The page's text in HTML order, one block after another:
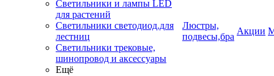
Светильники и лампы LED
для растений
Светильники светодиод.для
лестниц
Светильники трековые,
шинопровод и аксессуары
Ещё
Люстры,
подвесы,бра
Акции